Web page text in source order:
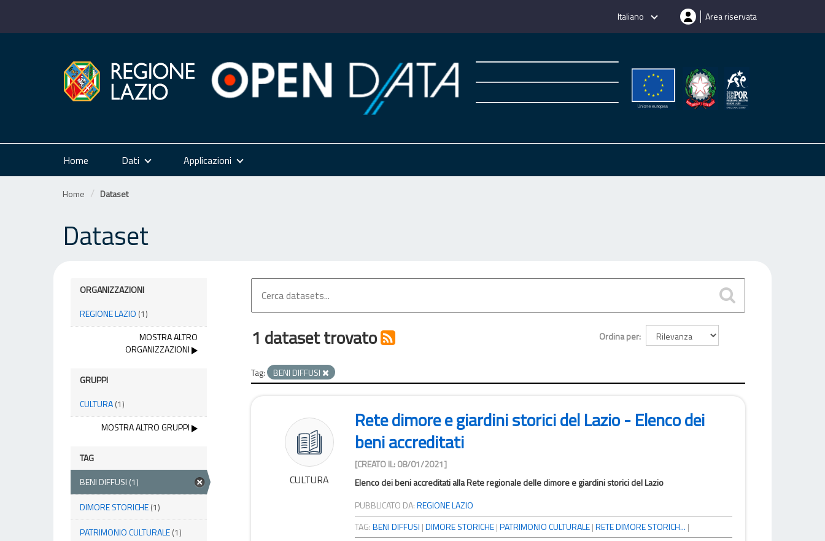
Italiano Area riservata
Home Dati Applicazioni
Home Dataset
Dataset
ORGANIZZAZIONI
REGIONE LAZIO (1)
MOSTRA ALTRO
ORGANIZZAZIONI
GRUPPI
CULTURA(1)
MOSTRA ALTRO GRUPPI
TAG
BENI DIFFUSI (1)
DIMORE STORICHE(1)
PATRIMONIO CULTURALE(1)
Ordina per
1 dataset trovato
Tag: BENI DIFFUSI
CULTURA
Rete dimore e giardini storici del Lazio - Elenco dei
beni accreditati
[CREATO IL: 08/01/2021]
Elenco dei beni accreditati alla Rete regionale delle dimore e giardini storici del Lazio
PUBBLICATO DA:REGIONE LAZIO
TAG:BENI DIFFUSI |DIMORE STORICHE |PATRIMONIO CULTURALE |RETE DIMORE STORICH... |